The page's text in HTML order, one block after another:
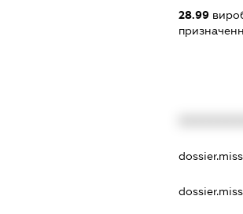
28.99